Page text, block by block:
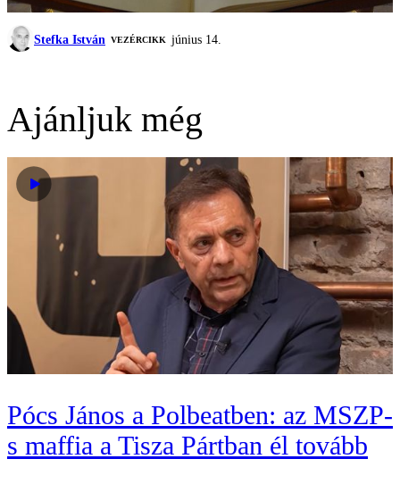
Stefka István VEZÉRCIKK június 14.
Ajánljuk még
Pócs János a Polbeatben: az MSZP-
s maffia a Tisza Pártban él tovább